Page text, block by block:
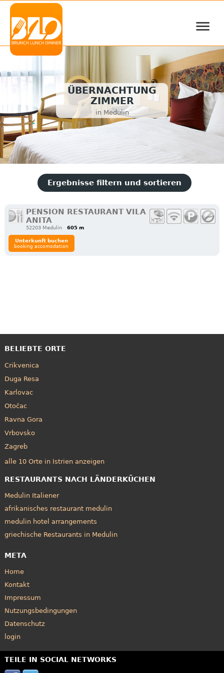
≡
ÜBERNACHTUNG
ZIMMER
in Medulin
Ergebnisse filtern und sortieren
PENSION RESTAURANT VILA
ANITA
52203 Medulin 605 m
Unterkunft buchen
booking accomodation
BELIEBTE ORTE
Crikvenica
Duga Resa
Karlovac
Otočac
Ravna Gora
Vrbovsko
Zagreb
alle 10 Orte in Istrien anzeigen
RESTAURANTS NACH LÄNDERKÜCHEN
Medulin Italiener
afrikanisches restaurant medulin
medulin hotel arrangements
griechische Restaurants in Medulin
META
Home
Kontakt
Impressum
Nutzungsbedingungen
Datenschutz
login
TEILE IN SOCIAL NETWORKS